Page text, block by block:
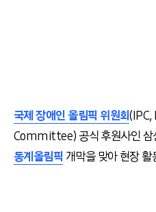
국제 장애인 올림픽 위원회
Committee) 공식 후원사인 삼
동계올림픽 개막을 맞아 현장